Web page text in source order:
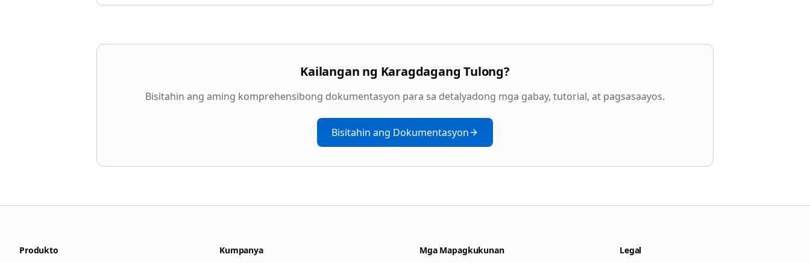
Kailangan ng Karagdagang Tulong?
Bisitahin ang aming komprehensibong dokumentasyon para sa detalyadong mga gabay, tutorial, at pagsasaayos.
Bisitahin ang Dokumentasyon
Produkto Kumpanya Mga Mapagkukunan Legal